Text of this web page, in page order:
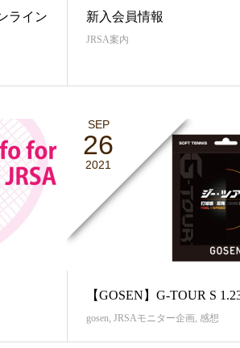
ライン
新入会員情報
JRSA案内
SEP
26
2021
【GOSEN】G-TOUR S
gosen JRSAモニター企画 感想